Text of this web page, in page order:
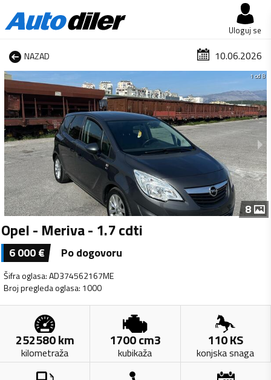
Uloguj se
NAZAD 10.06.2026
1 od 8
8
Opel - Meriva - 1.7 cdti
6 000€ Po dogovoru
Šifra oglasa:AD374562167ME
Broj pregleda oglasa: 1000
252580km
kilometraža
1700cm3
kubikaža
110KS
konjska snaga